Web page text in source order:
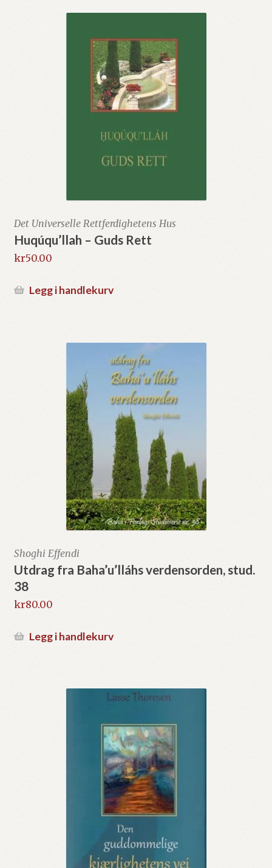
Det Universelle Rettferdighetens Hus
Huqúqu’llah – Guds Rett
kr50.00
Legg i handlekurv
Shoghi Effendi
Utdrag fra Baha’u’lláhs verdensorden, stud.
38
kr80.00
Legg i handlekurv